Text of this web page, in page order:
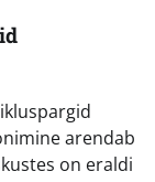
arendab
on eraldi